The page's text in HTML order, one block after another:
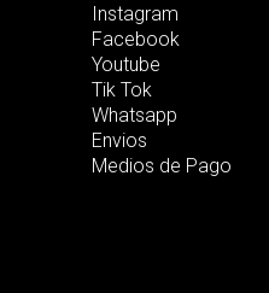
Instagram
Facebook
Youtube
Tik Tok
Whatsapp
Envios
Medios de Pago